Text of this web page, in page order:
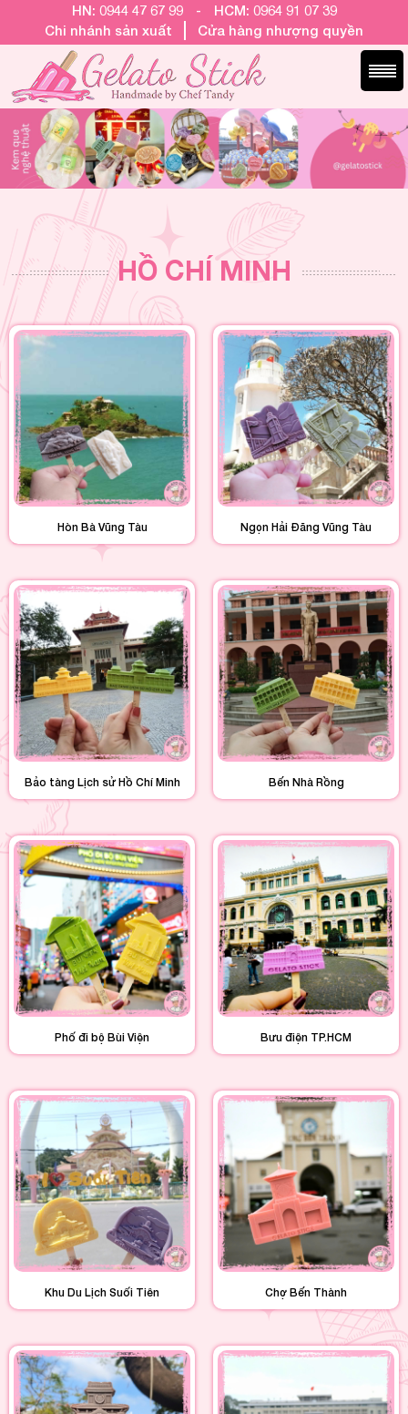
HN: 0944 47 67 99 -
HCM: 0964 91 07 39
Chi nhánh sản xuất
Cửa hàng nhượng quyền
HỒ CHÍ MINH
Hòn Bà Vũng Tàu Ngọn Hải Đăng Vũng Tàu
Bảo tàng Lịch sử Hồ Chí Minh Bến Nhà Rồng
Phố đi bộ Bùi Viện Bưu điện TP.HCM
Khu Du Lịch Suối Tiên Chợ Bến Thành